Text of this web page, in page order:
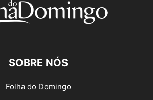
SOBRE NÓS
Folha do Domingo